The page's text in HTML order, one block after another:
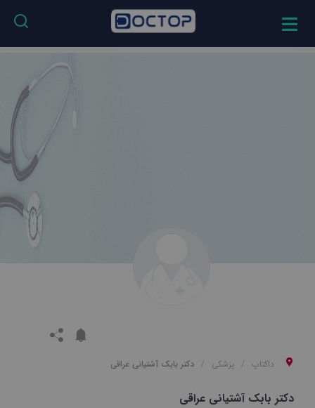
داکتاپ پزشکی دکتر بابک آشتیانی عراقی
دکتر بابک آشتیانی عراقی